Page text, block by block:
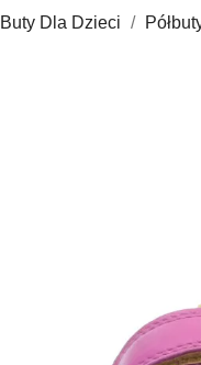
Buty Dla Dzieci